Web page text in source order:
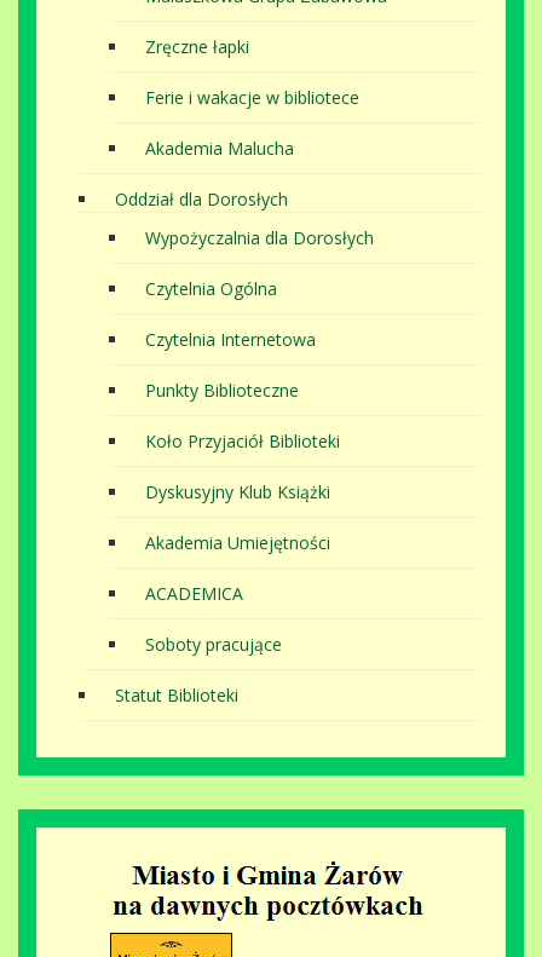
Zręczne łapki
Ferie i wakacje w bibliotece
Akademia Malucha
Oddział dla Dorosłych
Wypożyczalnia dla Dorosłych
Czytelnia Ogólna
Czytelnia Internetowa
Punkty Biblioteczne
Koło Przyjaciół Biblioteki
Dyskusyjny Klub Książki
Akademia Umiejętności
ACADEMICA
Soboty pracujące
Statut Biblioteki